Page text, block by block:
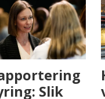
er i
det